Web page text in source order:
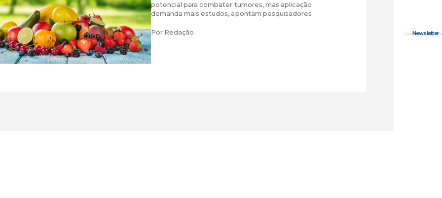
potencial para combater tumores, mas aplicação
demanda mais estudos, apontam pesquisadores
Por Redação